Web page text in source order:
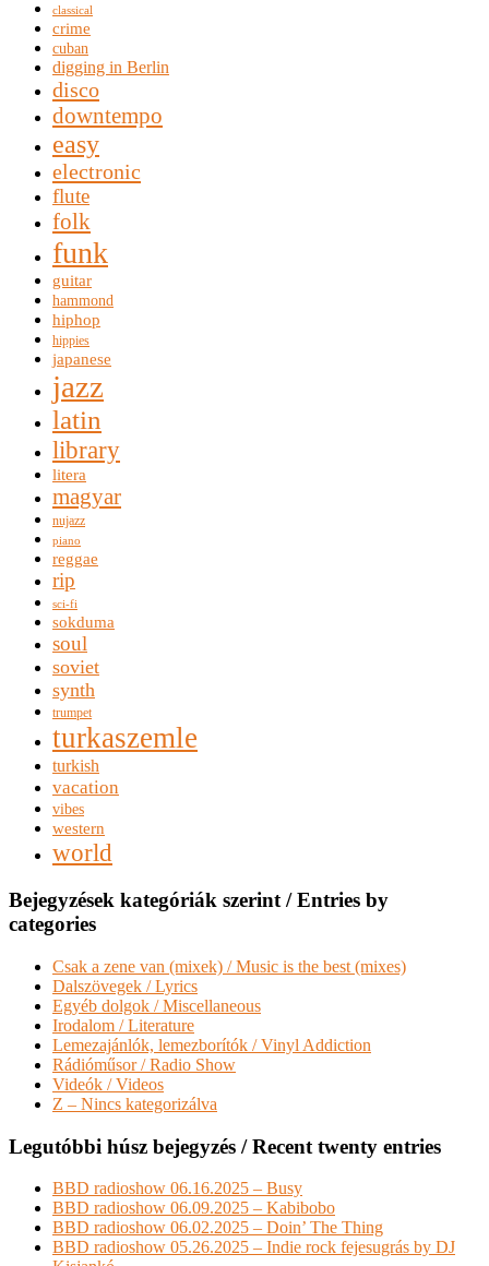
classical
crime
cuban
digging in Berlin
disco
downtempo
easy
electronic
flute
folk
funk
guitar
hammond
hiphop
hippies
japanese
jazz
latin
library
litera
magyar
nujazz
piano
reggae
rip
sci-fi
sokduma
soul
soviet
synth
trumpet
turkaszemle
turkish
vacation
vibes
western
world
Bejegyzések kategóriák szerint / Entries by
categories
Csak a zene van (mixek) / Music is the best (mixes)
Dalszövegek / Lyrics
Egyéb dolgok / Miscellaneous
Irodalom / Literature
Lemezajánlók, lemezborítók / Vinyl Addiction
Rádióműsor / Radio Show
Videók / Videos
Z – Nincs kategorizálva
Legutóbbi húsz bejegyzés / Recent twenty entries
BBD radioshow 06.16.2025 – Busy
BBD radioshow 06.09.2025 – Kabibobo
BBD radioshow 06.02.2025 – Doin’ The Thing
BBD radioshow 05.26.2025 – Indie rock fejesugrás by DJ